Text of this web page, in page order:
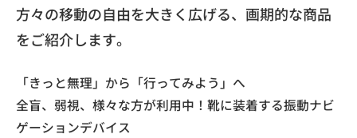
方々の移動の自由を大きく広げる、画期的な商品
をご紹介します。
「きっと無理」から「行ってみよう」へ
全盲、弱視、様々な方が利用中！靴に装着する振動ナビ
ゲーションデバイス